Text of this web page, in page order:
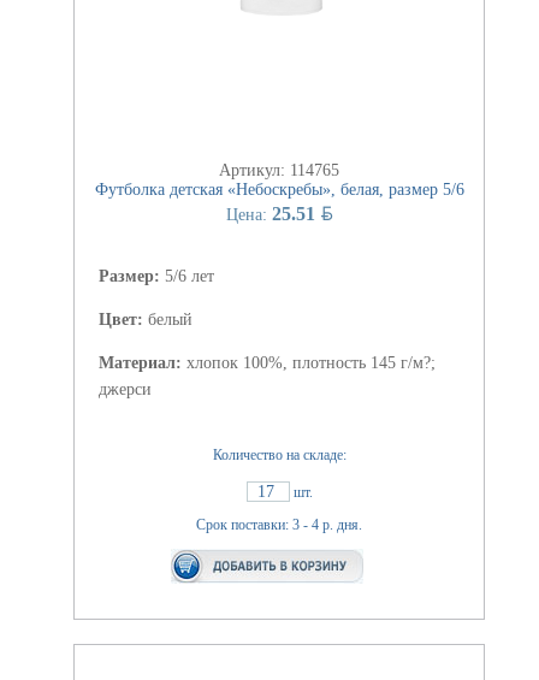
Артикул: 114765
Футболка детская «Небоскребы», белая, размер 5/6
Цена: 25.51 BYN
Размер: 5/6 лет
Цвет: белый
Материал: хлопок 100%, плотность 145 г/м?;
джерси
Количество на складе:
17
шт.
Срок поставки: 3 - 4 р. дня.